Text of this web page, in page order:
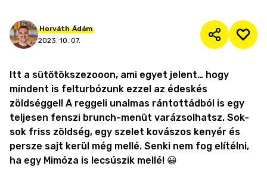
Horváth Ádám
2023. 10. 07.
Itt a sütőtökszezooon, ami egyet jelent… hogy
mindent is felturbózunk ezzel az édeskés
zöldséggel! A reggeli unalmas rántottádból is egy
teljesen fenszi brunch-menüt varázsolhatsz. Sok-
sok friss zöldség, egy szelet kovászos kenyér és
persze sajt kerül még mellé. Senki nem fog elítélni,
ha egy Mimóza is lecsúszik mellé! 😀